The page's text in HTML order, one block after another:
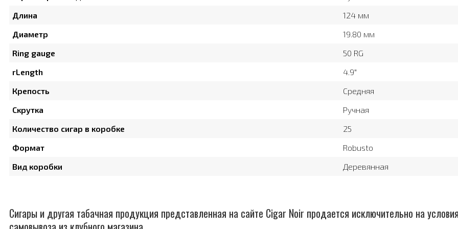
Длина
124 мм
Диаметр
19.80 мм
Ring gauge
50 RG
rLength
4.9″
Крепость
Средняя
Скрутка
Ручная
Количество сигар в коробке
25
Формат
Robusto
Вид коробки
Деревянная
Сигары и другая табачная продукция представленная на сайте Cigar Noir продается исключительно на